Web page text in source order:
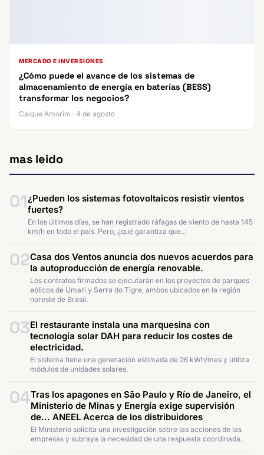
MERCADO E INVERSIONES
¿Cómo puede el avance de los sistemas de
almacenamiento de energía en baterías (BESS)
transformar los negocios?
Caique Amorim · 4 de agosto
mas leido
01¿Pueden los sistemas fotovoltaicos resistir vientos
fuertes?
En los últimos días, se han registrado ráfagas de viento de hasta 145
km/h en todo el país. Pero, ¿qué garantiza que...
02Casa dos Ventos anuncia dos nuevos acuerdos para
la autoproducción de energía renovable.
Los contratos firmados se ejecutarán en los proyectos de parques
eólicos de Umari y Serra do Tigre, ambos ubicados en la región
noreste de Brasil.
03El restaurante instala una marquesina con
tecnología solar DAH para reducir los costes de
electricidad.
El sistema tiene una generación estimada de 26 kWh/mes y utiliza
módulos de unidades solares.
04Tras los apagones en São Paulo y Río de Janeiro, el
Ministerio de Minas y Energía exige supervisión
de... ANEEL Acerca de los distribuidores
El Ministerio solicita una investigación sobre las acciones de las
empresas y subraya la necesidad de una respuesta coordinada.